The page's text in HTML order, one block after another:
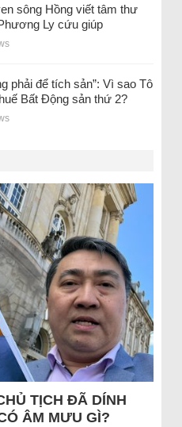
sông Hồng viết tâm thư
Ly cứu giúp
phải để tích sản”: Vì sao Tô
Bất Động sản thứ 2?
TỊCH ĐÃ DÍNH
ÂM MƯU GÌ?